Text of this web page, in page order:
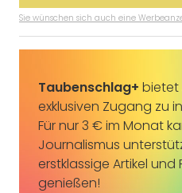
Sie wünschen sich auch eine
Taubenschlag+ bietet
exklusiven Zugang zu
Für nur 3 € im Monat
Journalismus
erstklassige Artikel
genießen!